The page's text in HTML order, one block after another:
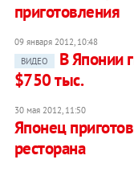
приготовления
09 января 2012, 10:48
ВИДЕО
В Японии
$750 тыс.
30 мая 2012, 11:50
Японец
ресторана